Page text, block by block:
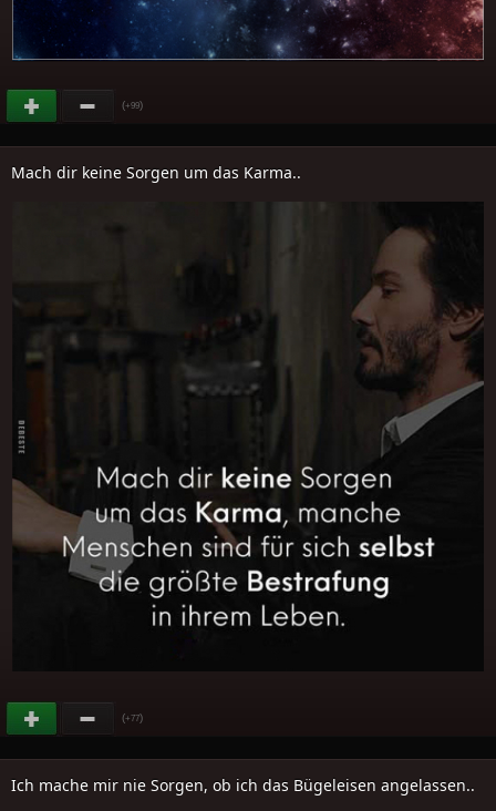
(+99)
Mach dir keine Sorgen um das Karma..
(+77)
Ich mache mir nie Sorgen, ob ich das Bügeleisen angelassen..